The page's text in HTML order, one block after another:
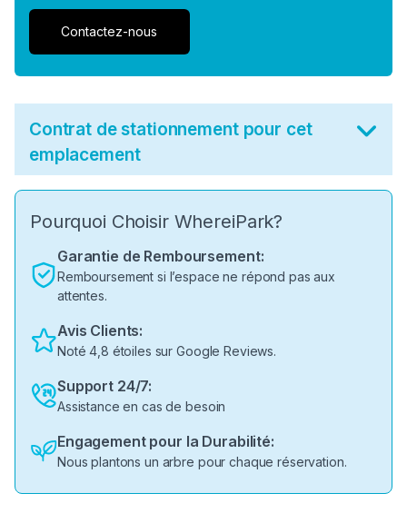
Contactez-nous
Contrat de stationnement pour cet
emplacement
Pourquoi Choisir WhereiPark?
Garantie de Remboursement:
Remboursement si l’espace ne répond pas aux
attentes.
Avis Clients:
Noté 4,8 étoiles sur Google Reviews.
Support 24/7:
Assistance en cas de besoin
Engagement pour la Durabilité:
Nous plantons un arbre pour chaque réservation.